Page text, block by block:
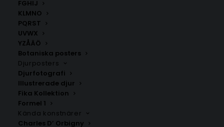
FGHIJ
KLMNO
PQRST
UVWX
YZÅÄÖ
Botaniska posters
Djurposters
Djurfotografi
Illustrerade djur
Fika Kollektion
Formel 1
Kända konstnärer
Charles D’ Orbigny
Lenhovda
Fr. 200.00